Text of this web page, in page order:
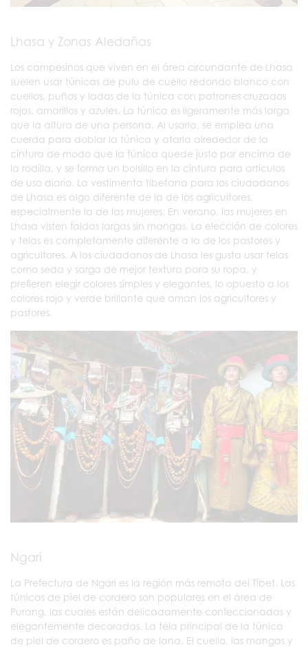
Lhasa y Zonas Aledañas
Los campesinos que viven en el área circundante de Lhasa
suelen usar túnicas de pulu de cuello redondo blanco con
cuellos, puños y lados de la túnica con patrones cruzados
rojos, amarillos y azules. La túnica es ligeramente más larga
que la altura de una persona. Al usarla, se emplea una
cuerda para doblar la túnica y atarla alrededor de la
cintura de modo que la túnica quede justo por encima de
la rodilla, y se forma un bolsillo en la cintura para artículos
de uso diario. La vestimenta tibetana para los ciudadanos
de Lhasa es algo diferente de la de los agricultores,
especialmente la de las mujeres. En verano, las mujeres en
Lhasa visten faldas largas sin mangas. La elección de colores
y telas es completamente diferente a la de los pastores y
agricultores. A los ciudadanos de Lhasa les gusta usar telas
como seda y sarga de mejor textura para su ropa, y
prefieren elegir colores simples y elegantes, lo opuesto a los
colores rojo y verde brillante que aman los agricultores y
pastores.
Ngari
La Prefectura de Ngari es la región más remota del Tíbet. Las
túnicas de piel de cordero son populares en el área de
Purang, las cuales están delicadamente confeccionadas y
elegantemente decoradas. La tela principal de la túnica
de piel de cordero es paño de lana. El cuello, las mangas y